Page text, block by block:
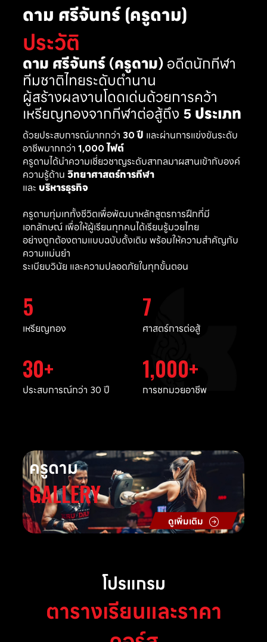
ดาม ศรีจันทร์ (ครูดาม)
ประวัติ
ดาม ศรีจันทร์ (ครูดาม)อดีตนักกีฬา
ทีมชาติไทยระดับตำนาน
ผู้สร้างผลงานโดดเด่นด้วยการคว้า
เหรียญทองจากกีฬาต่อสู้ถึง 5 ประเภท
ด้วยประสบการณ์มากกว่า 30 ปี และผ่านการแข่งขันระดับ
อาชีพมากกว่า 1,000 ไฟต์
ครูดามได้นำความเชี่ยวชาญระดับสากลมาผสานเข้ากับองค์
ความรู้ด้าน วิทยาศาสตร์การกีฬา
และ บริหารธุรกิจ
ครูดามทุ่มเททั้งชีวิตเพื่อพัฒนาหลักสูตรการฝึกที่มี
เอกลักษณ์ เพื่อให้ผู้เรียนทุกคนได้เรียนรู้มวยไทย
อย่างถูกต้องตามแบบฉบับดั้งเดิม พร้อมให้ความสำคัญกับ
ความแม่นยำ
ระเบียบวินัย และความปลอดภัยในทุกขั้นตอน
5
เหรียญทอง
7
ศาสตร์การต่อสู้
30
ประสบการณ์กว่า 30 ปี
1,000
การชกมวยอาชีพ
ครูดาม
GALLERY
ดูเพิ่มเติม
โปรแกรม
ตารางเรียนและราคา